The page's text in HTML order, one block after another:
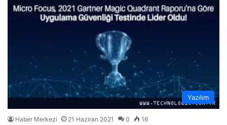
Yazılım
Haber Merkezi 21 Haziran 2021 0 16